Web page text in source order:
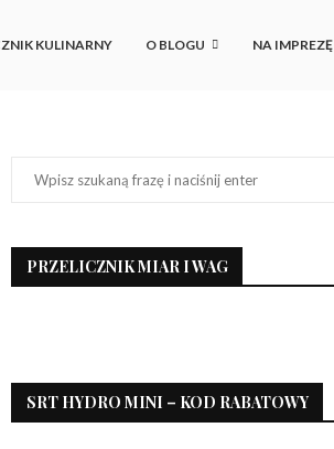
KULINARNY O BLOGU NA IMPREZĘ
PRZELICZNIK MIAR I WAG
SRT HYDRO MINI – KOD RABATOWY